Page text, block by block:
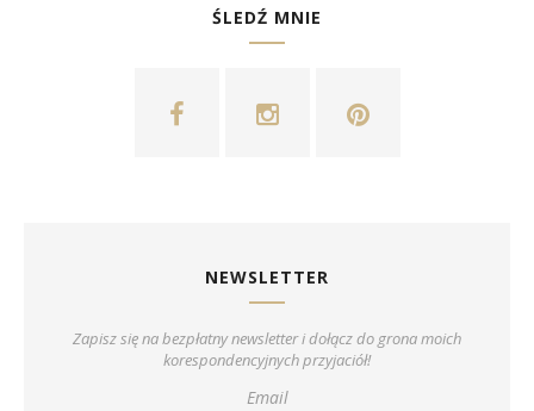
ŚLEDŹ MNIE
NEWSLETTER
Zapisz się na bezpłatny newsletter i dołącz do grona moich
korespondencyjnych przyjaciół!
Email